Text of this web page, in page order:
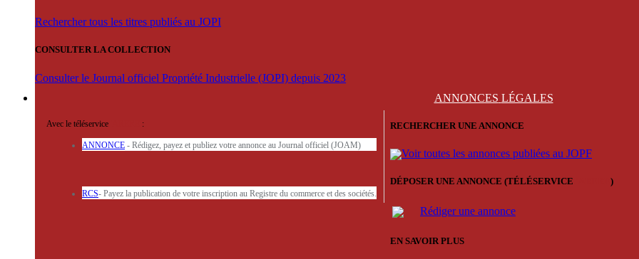
Rechercher tous les titres publiés au JOPI
CONSULTER LA COLLECTION
Consulter le Journal officiel Propriété Industrielle (JOPI) depuis 2023
ANNONCES LÉGALES
Avec le téléservice :
ANNONCE - Rédigez, payez et publiez votre annonce au Journal officiel (JOAM)
RCS- Payez la publication de votre inscription au Registre du commerce et des sociétés.
RECHERCHER UNE ANNONCE
Voir toutes les annonces publiées au JOPF
DÉPOSER UNE ANNONCE (TÉLÉSERVICE )
Rédiger une annonce
EN SAVOIR PLUS